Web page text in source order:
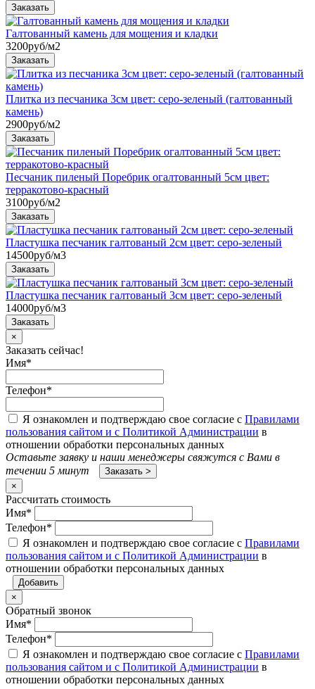
Галтованный камень для мощения и кладки
3200руб/м2
Плитка из песчаника 3см цвет: серо-зеленый (галтованный
камень)
2900руб/м2
Песчаник пиленый Поребрик огалтованный 5см цвет:
терракотово-красный
3100руб/м2
Пластушка песчаник галтованый 2см цвет: серо-зеленый
14500руб/м3
Пластушка песчаник галтованый 3см цвет: серо-зеленый
14000руб/м3
×
Заказать сейчас!
Имя*
Телефон*
Я ознакомлен и подтверждаю свое согласие с Правилами
пользования сайтом и с Политикой Администрации в
отношении обработки персональных данных
Оставьте заявку и наши менеджеры свяжутся с Вами в
течении 5 минут
×
Рассчитать стоимость
Имя*
Телефон*
Я ознакомлен и подтверждаю свое согласие с Правилами
пользования сайтом и с Политикой Администрации в
отношении обработки персональных данных
×
Обратный звонок
Имя*
Телефон*
Я ознакомлен и подтверждаю свое согласие с Правилами
пользования сайтом и с Политикой Администрации в
отношении обработки персональных данных